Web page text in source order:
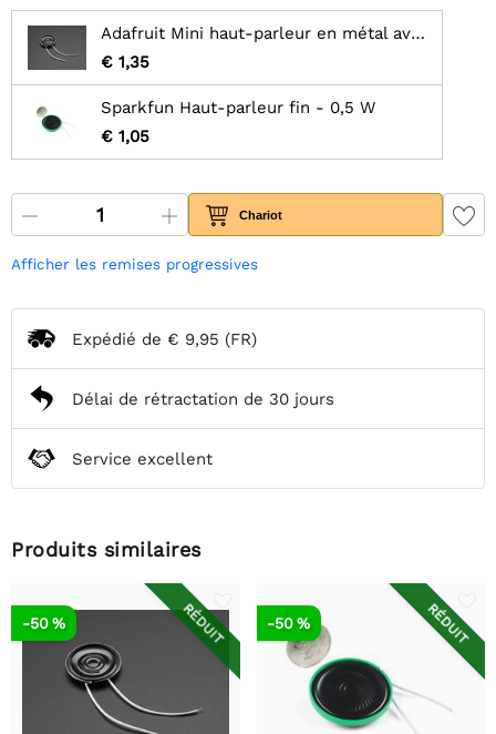
Adafruit Mini haut-parleur en métal avec fils - 8 ohm 0,5 W
€ 1,35
Sparkfun Haut-parleur fin - 0,5 W
€ 1,05
Chariot
Afficher les remises progressives
Expédié de € 9,95 (FR)
Délai de rétractation de 30 jours
Service excellent
Produits similaires
RÉDUIT
-50 % RÉDUIT
-50 %